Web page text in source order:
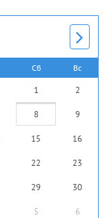
Сб Вс
1 2
8 9
15 16
22 23
29 30
5 6